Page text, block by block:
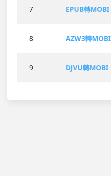
7 EPUB轉MOBI
8 AZW3轉MOBI
9 DJVU轉MOBI